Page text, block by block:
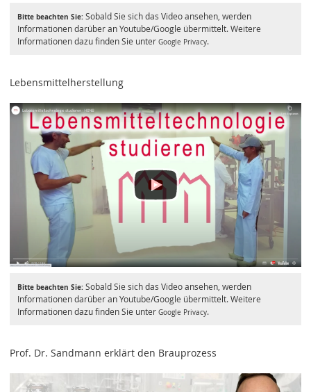
Bitte beachten Sie:Sobald Sie sich das Video ansehen, werden
Informationen darüber an Youtube/Google übermittelt. Weitere
Informationen dazu finden Sie unter Google Privacy.
Lebensmittelherstellung
Bitte beachten Sie:Sobald Sie sich das Video ansehen, werden
Informationen darüber an Youtube/Google übermittelt. Weitere
Informationen dazu finden Sie unter Google Privacy.
Prof. Dr. Sandmann erklärt den Brauprozess